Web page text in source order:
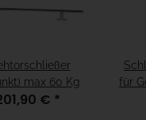
max 60 Kg
€ *
für